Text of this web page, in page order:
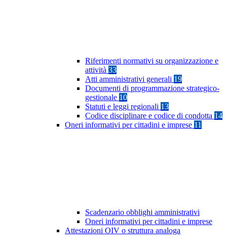
Riferimenti normativi su organizzazione e
attività 33
Atti amministrativi generali 19
Documenti di programmazione strategico-
gestionale 10
Statuti e leggi regionali 13
Codice disciplinare e codice di condotta 14
Oneri informativi per cittadini e imprese 11
Scadenzario obblighi amministrativi
Oneri informativi per cittadini e imprese
Attestazioni OIV o struttura analoga